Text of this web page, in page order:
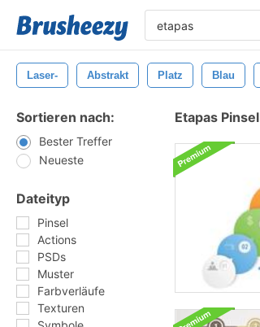
Laser- Abstrakt Platz Blau
Sortieren nach:
Bester Treffer
Neueste
Dateityp
Pinsel
Actions
PSDs
Muster
Farbverläufe
Texturen
Etapas Pinsel